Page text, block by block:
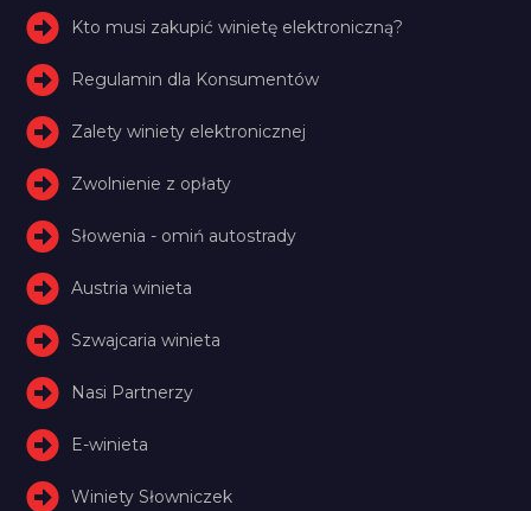
Kto musi zakupić winietę elektroniczną?
Regulamin dla Konsumentów
Zalety winiety elektronicznej
Zwolnienie z opłaty
Słowenia - omiń autostrady
Austria winieta
Szwajcaria winieta
Nasi Partnerzy
E-winieta
Winiety Słowniczek